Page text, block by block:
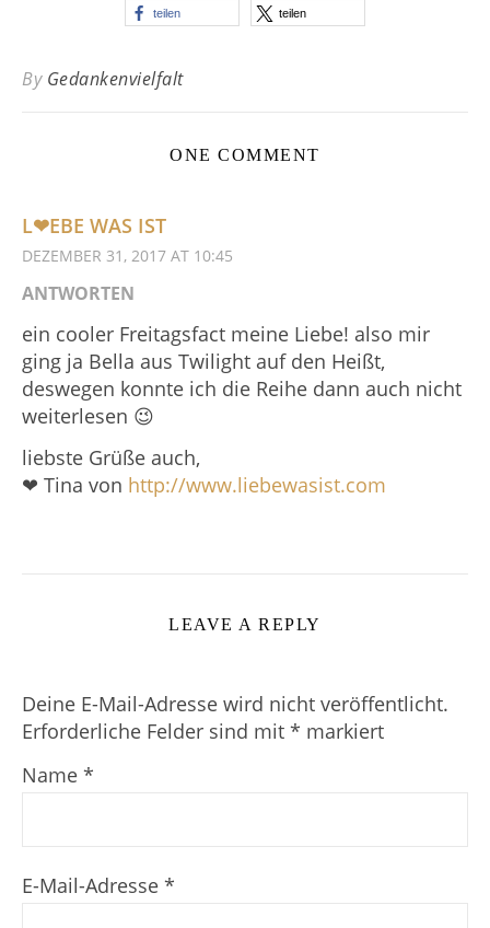
teilen teilen
By Gedankenvielfalt
ONE COMMENT
L❤EBE WAS IST
DEZEMBER 31, 2017 AT 10:45
ANTWORTEN
ein cooler Freitagsfact meine Liebe! also mir
ging ja Bella aus Twilight auf den Heißt,
deswegen konnte ich die Reihe dann auch nicht
weiterlesen 😉
liebste Grüße auch,
❤ Tina von http://www.liebewasist.com
LEAVE A REPLY
Deine E-Mail-Adresse wird nicht veröffentlicht.
Erforderliche Felder sind mit * markiert
Name *
E-Mail-Adresse *